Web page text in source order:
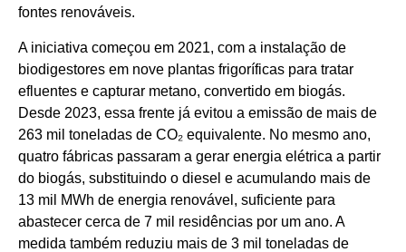
fontes renováveis.
A iniciativa começou em 2021, com a instalação de
biodigestores em nove plantas frigoríficas para tratar
efluentes e capturar metano, convertido em biogás.
Desde 2023, essa frente já evitou a emissão de mais de
263 mil toneladas de CO₂ equivalente. No mesmo ano,
quatro fábricas passaram a gerar energia elétrica a partir
do biogás, substituindo o diesel e acumulando mais de
13 mil MWh de energia renovável, suficiente para
abastecer cerca de 7 mil residências por um ano. A
medida também reduziu mais de 3 mil toneladas de